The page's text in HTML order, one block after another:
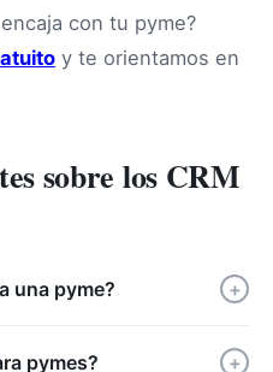
con tu pyme?
y te orientamos en
sobre los CRM
una pyme? +
pymes? +